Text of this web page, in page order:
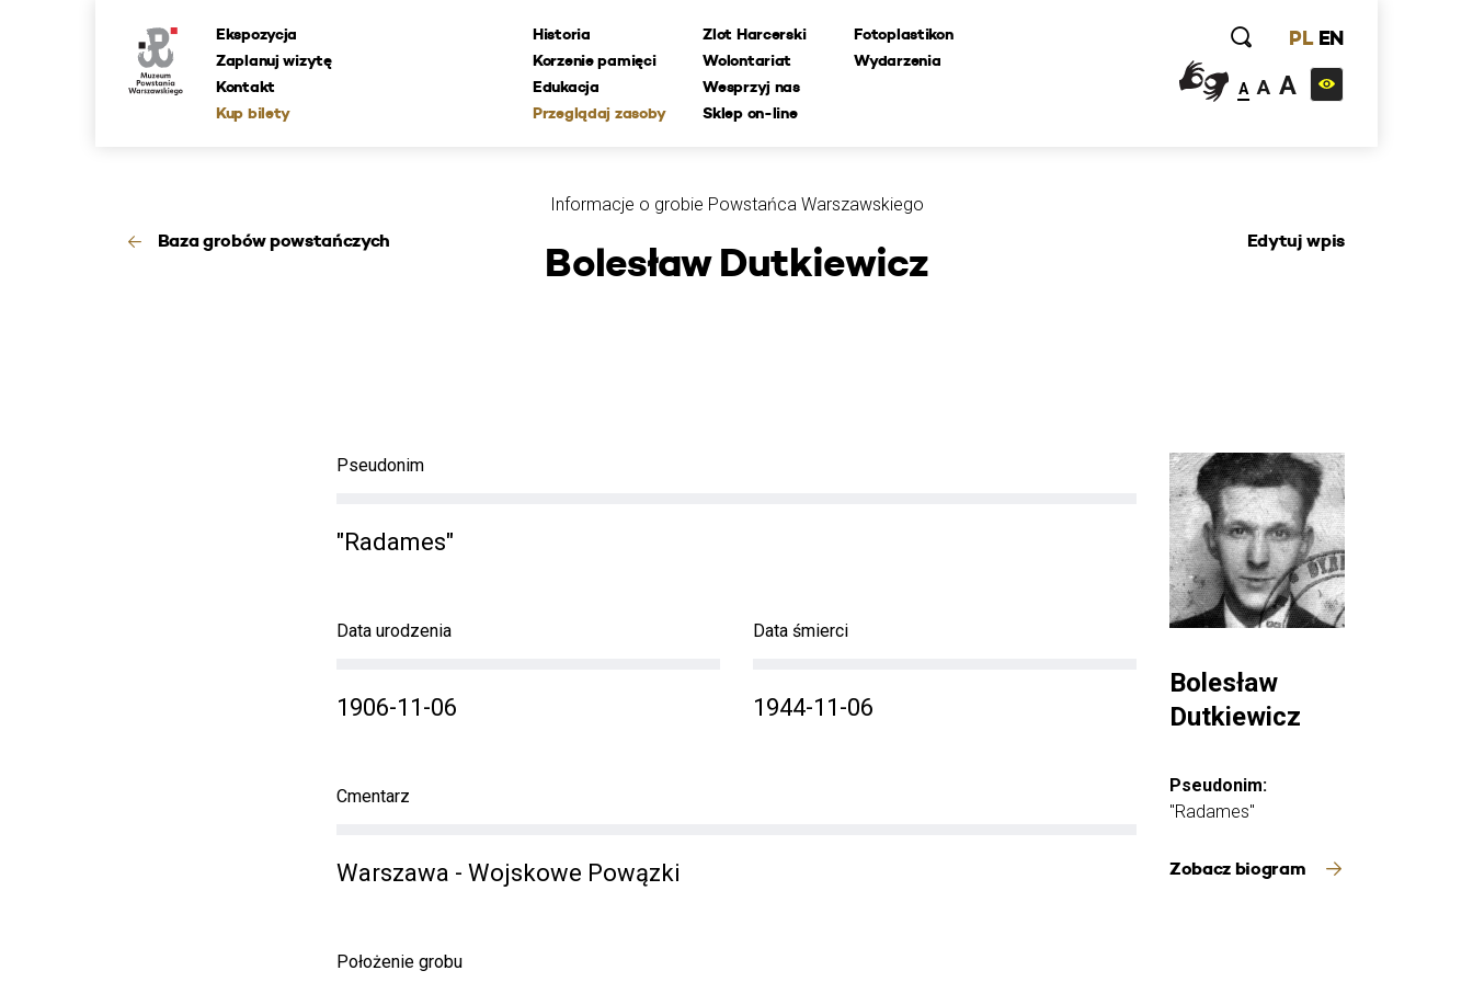
Ekspozycja
Zaplanuj wizytę
Kontakt
Kup bilety
Historia
Korzenie pamięci
Edukacja
Przeglądaj zasoby
Zlot Harcerski
Wolontariat
Wesprzyj nas
Sklep on-line
Fotoplastikon
Wydarzenia
PL EN
A A A
Baza grobów powstańczych Edytuj wpis
Informacje o grobie Powstańca Warszawskiego
Bolesław Dutkiewicz
Pseudonim
"Radames"
Data urodzenia
1906-11-06
Data śmierci
1944-11-06
Cmentarz
Warszawa - Wojskowe Powązki
Położenie grobu
Bolesław
Dutkiewicz
Pseudonim:
"Radames"
Zobacz biogram